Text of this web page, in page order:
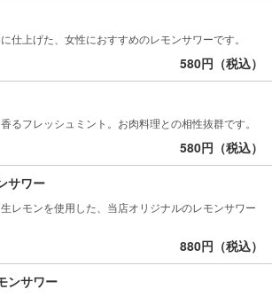
仕上げた、女性におすすめのレモンサワーです。
580円（税込）
るフレッシュミント。お肉料理との相性抜群です。
580円（税込）
サワー
レモンを使用した、当店オリジナルのレモンサワー
880円（税込）
ンサワー